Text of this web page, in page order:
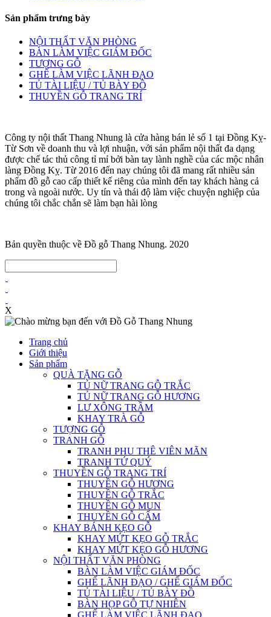
Sản phẩm trưng bày
NỘI THẤT VĂN PHÒNG
BÀN LÀM VIỆC GIÁM ĐỐC
TƯỢNG GỖ
GHẾ LÀM VIỆC LÃNH ĐẠO
TỦ TÀI LIỆU / TỦ BÀY ĐỒ
THUYỀN GỖ TRANG TRÍ
Công ty nội thất Thang Nhung là cửa hàng bán lẻ số 1 tại Đồng Kỵ-
Từ Sơn về doanh thu và lợi nhuận, với sản phẩm nội thất đa dạng
được chế tác thủ công tỉ mỉ bởi bàn tay lành nghề của các mộc nhân
làng Đồng Kỵ. Từ 2016 đến nay chúng tôi đã mang rất nhiều sản
phẩm đồ gỗ cao cấp thiết kế riêng của mình đến tay khách hàng cả
trong và ngoài nước. Uy tín và thái độ làm việc chuyện nghiệp của
chúng tôi chắc chắn sẽ làm bạn hài lòng
Bản quyền thuộc về Đồ gỗ Thang Nhung. 2020
X
Trang chủ
Giới thiệu
Sản phẩm
QUÀ TẶNG GỖ
TỦ NỮ TRANG GỖ TRẮC
TỦ NỮ TRANG GỖ HƯƠNG
LƯ XÔNG TRẦM
KHAY TRÀ GỖ
TƯỢNG GỖ
TRANH GỖ
TRANH PHU THÊ VIÊN MÃN
TRANH TỨ QUÝ
THUYỀN GỖ TRANG TRÍ
THUYỀN GỖ HƯƠNG
THUYỀN GỖ TRẮC
THUYỀN GỖ MUN
THUYỀN GỖ CẨM
KHAY BÁNH KẸO GỖ
KHAY MỨT KẸO GỖ TRẮC
KHAY MỨT KẸO GỖ HƯƠNG
NỘI THẤT VĂN PHÒNG
BÀN LÀM VIỆC GIÁM ĐỐC
GHẾ LÃNH ĐẠO / GHẾ GIÁM ĐỐC
TỦ TÀI LIỆU / TỦ BÀY ĐỒ
BÀN HỌP GỖ TỰ NHIÊN